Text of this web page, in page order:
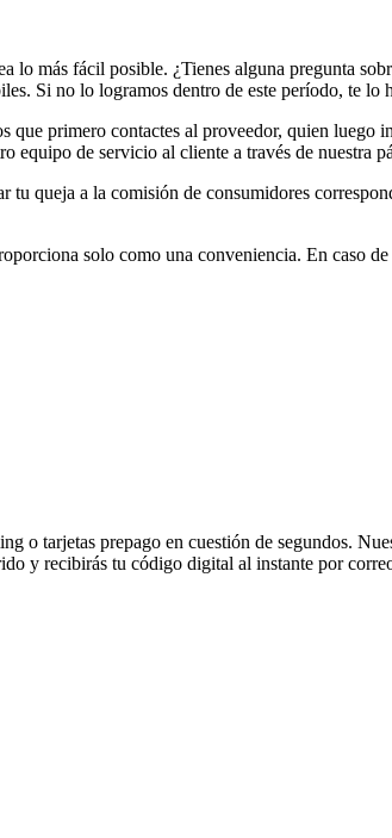
más fácil posible. ¿Tienes alguna pregunta
Si no lo logramos dentro de este período, te lo
que primero contactes al proveedor, quien
equipo de servicio al cliente a través de nuestra
tu queja a la comisión de consumidores
solo como una conveniencia. En caso
o tarjetas prepago en cuestión de segundos.
y recibirás tu código digital al instante por